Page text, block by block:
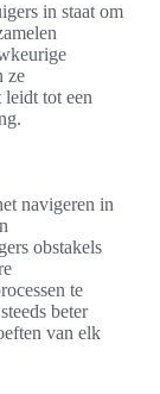
in staat om
ze
tot een
navigeren in
obstakels
te
beter
van elk